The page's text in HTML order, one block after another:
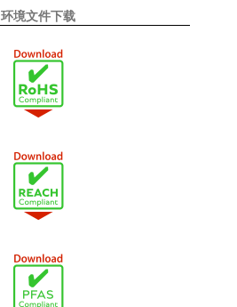
环境文件下载